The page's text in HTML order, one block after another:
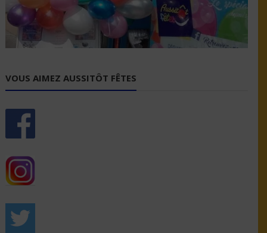
VOUS AIMEZ AUSSITÔT FÊTES